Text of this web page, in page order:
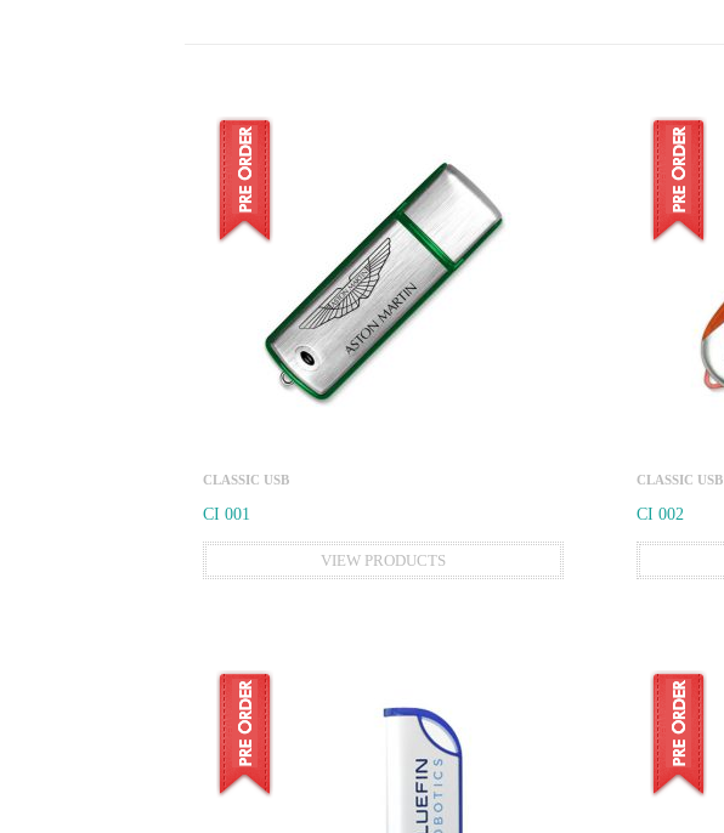
CLASSIC USB
CI 001
VIEW PRODUCTS
CLASSIC USB
CI 002